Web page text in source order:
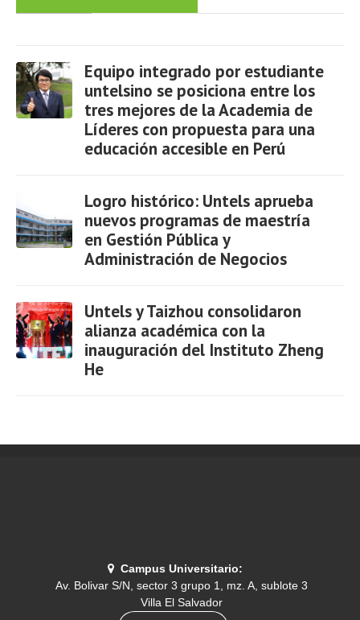
Equipo integrado por estudiante
untelsino se posiciona entre los
tres mejores de la Academia de
Líderes con propuesta para una
educación accesible en Perú
Logro histórico: Untels aprueba
nuevos programas de maestría
en Gestión Pública y
Administración de Negocios
Untels y Taizhou consolidaron
alianza académica con la
inauguración del Instituto Zheng
He
Campus Universitario:
Av. Bolivar S/N, sector 3 grupo 1, mz. A, sublote 3
Villa El Salvador